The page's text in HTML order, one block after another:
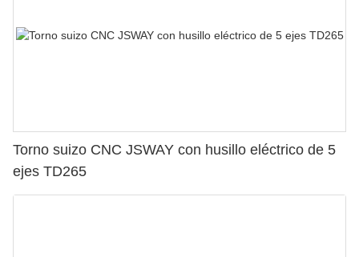
Torno suizo CNC JSWAY con husillo eléctrico de 5
ejes TD265